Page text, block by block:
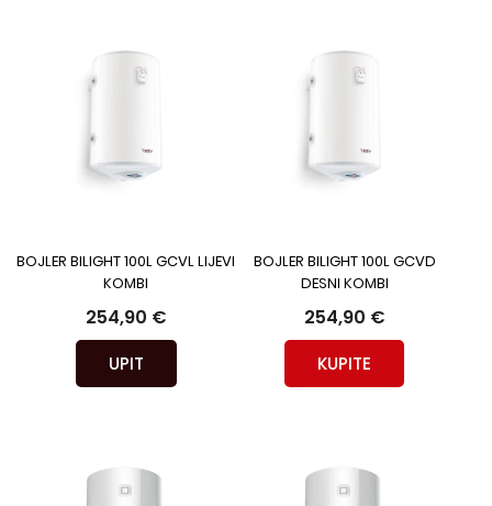
BOJLER BILIGHT 100L GCVL LIJEVI
KOMBI
254,90 €
UPIT
BOJLER BILIGHT 100L GCVD
DESNI KOMBI
254,90 €
KUPITE